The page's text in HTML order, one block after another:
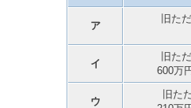
ア
旧た
イ
旧た
600万
ウ
旧た